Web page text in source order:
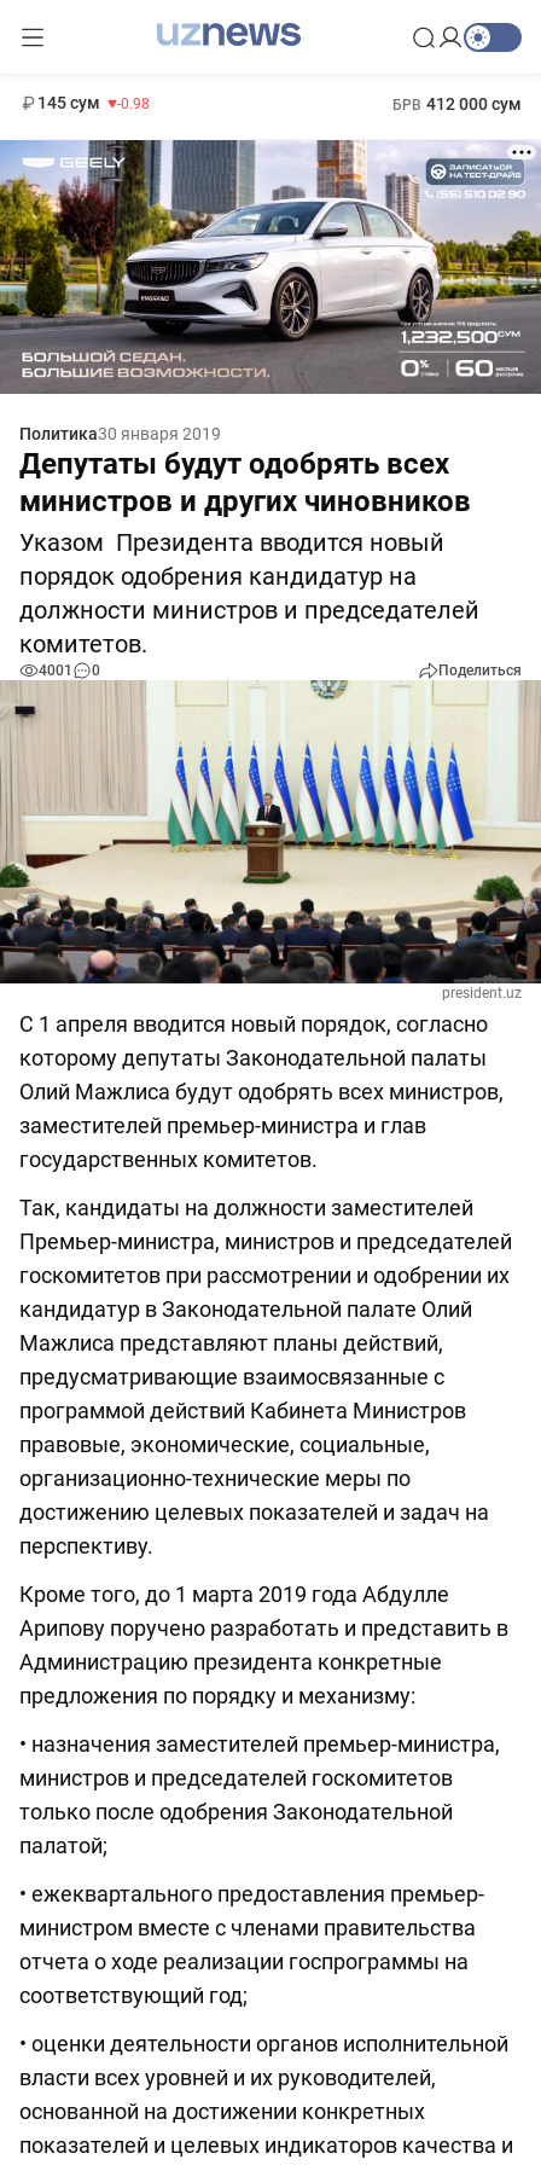
145 сум -0.98 БРВ 412 000 сум
Политика30 января 2019
Депутаты будут одобрять всех
министров и других чиновников
Указом Президента вводится новый
порядок одобрения кандидатур на
должности министров и председателей
комитетов.
4001 0 Поделиться
president.uz
С 1 апреля вводится новый порядок, согласно
которому депутаты Законодательной палаты
Олий Мажлиса будут одобрять всех министров,
заместителей премьер-министра и глав
государственных комитетов.
Так, кандидаты на должности заместителей
Премьер-министра, министров и председателей
госкомитетов при рассмотрении и одобрении их
кандидатур в Законодательной палате Олий
Мажлиса представляют планы действий,
предусматривающие взаимосвязанные с
программой действий Кабинета Министров
правовые, экономические, социальные,
организационно-технические меры по
достижению целевых показателей и задач на
перспективу.
Кроме того, до 1 марта 2019 года Абдулле
Арипову поручено разработать и представить в
Администрацию президента конкретные
предложения по порядку и механизму:
• назначения заместителей премьер-министра,
министров и председателей госкомитетов
только после одобрения Законодательной
палатой;
• ежеквартального предоставления премьер-
министром вместе с членами правительства
отчета о ходе реализации госпрограммы на
соответствующий год;
• оценки деятельности органов исполнительной
власти всех уровней и их руководителей,
основанной на достижении конкретных
показателей и целевых индикаторов качества и